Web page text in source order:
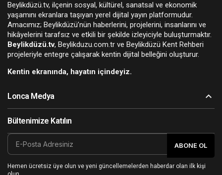
Beylikdüzü.tv, ilçenin sosyal, kültürel, sanatsal ve ekonomik
yaşamını ekranlara taşıyan yerel dijital yayın platformudur.
Amacımız; Beylikdüzü’nün haberlerini, projelerini, insanlarını ve
hikâyelerini tarafsız ve etkili bir şekilde izleyiciyle buluşturmaktır.
Beylikdüzü.tv, Beylikduzu.com.tr ve Beylikdüzü Kent Rehberi
projeleriyle entegre çalışarak kentin dijital belleğini oluşturur.
Kentin ekranında, hayatın içindeyiz.
Lonca Medya
Bültenimize Katılın
ABONE OL
Hemen ücretsiz üye olun ve yeni güncellemelerden haberdar olan ilk kişi